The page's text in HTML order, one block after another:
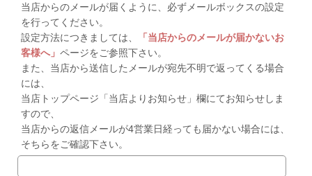
当店からのメールが届くように、必ずメールボックスの設定
を行ってください。
設定方法につきましては、
「当店からのメールが届かないお
客様へ」 ページをご参照下さい。
また、当店から送信したメールが宛先不明で返ってくる場合
には、
当店トップページ「当店よりお知らせ」欄にてお知らせしま
すので、
当店からの返信メールが4営業日経っても届かない場合には、
そちらをご確認下さい。